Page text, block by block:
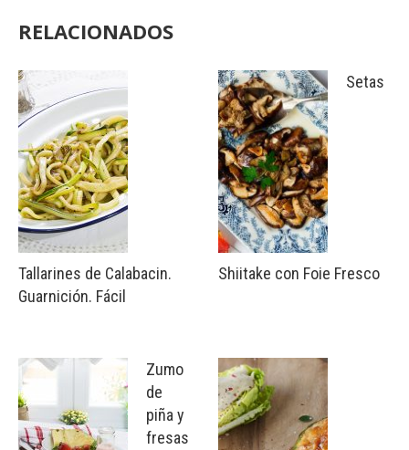
RELACIONADOS
Tallarines de Calabacin.
Guarnición. Fácil
Zumo
de
piña y
fresas
Setas
Shiitake con Foie Fresco